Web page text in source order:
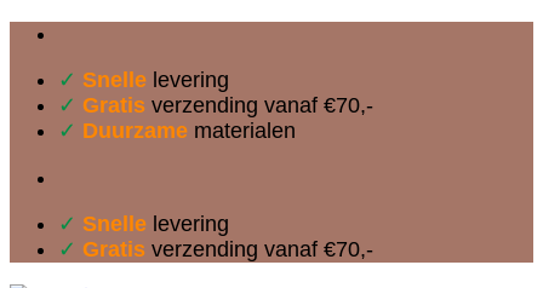
inhoud
✓ Snelle levering
✓ Gratis verzending vanaf €70,-
✓ Duurzame materialen
✓ Snelle levering
✓ Gratis verzending vanaf €70,-